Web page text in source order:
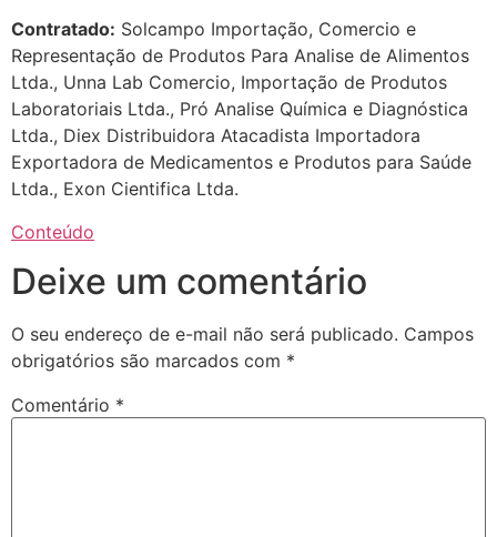
Contratado: Solcampo Importação, Comercio e
Representação de Produtos Para Analise de Alimentos
Ltda., Unna Lab Comercio, Importação de Produtos
Laboratoriais Ltda., Pró Analise Química e Diagnóstica
Ltda., Diex Distribuidora Atacadista Importadora
Exportadora de Medicamentos e Produtos para Saúde
Ltda., Exon Cientifica Ltda.
Conteúdo
Deixe um comentário
O seu endereço de e-mail não será publicado. Campos
obrigatórios são marcados com *
Comentário *